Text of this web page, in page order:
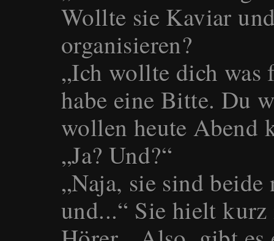
Wollte sie Kaviar
organisieren?
„Ich wollte dich was
habe eine Bitte. Du
wollen heute Abend
„Ja? Und?“
„Naja, sie sind
und...“ Sie hielt